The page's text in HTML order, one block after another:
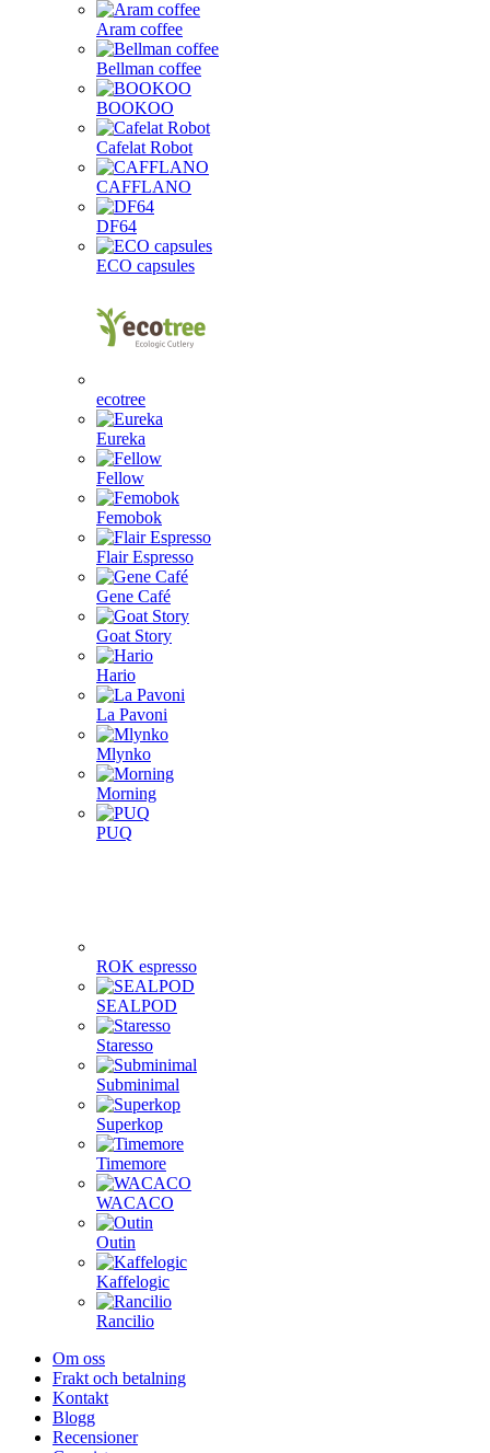
Aram coffee
Bellman coffee
BOOKOO
Cafelat Robot
CAFFLANO
DF64
ECO capsules
ecotree
Eureka
Fellow
Femobok
Flair Espresso
Gene Café
Goat Story
Hario
La Pavoni
Mlynko
Morning
PUQ
ROK espresso
SEALPOD
Staresso
Subminimal
Superkop
Timemore
WACACO
Outin
Kaffelogic
Rancilio
Om oss
Frakt och betalning
Kontakt
Blogg
Recensioner